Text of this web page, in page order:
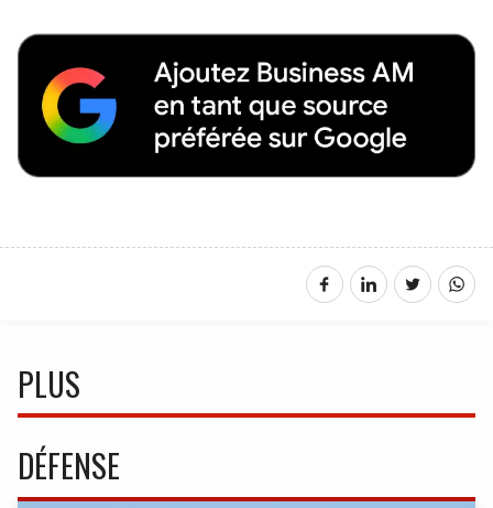
PLUS
DÉFENSE